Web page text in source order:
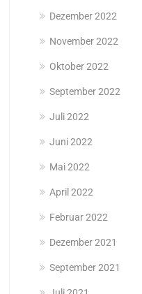
Dezember 2022
November 2022
Oktober 2022
September 2022
Juli 2022
Juni 2022
Mai 2022
April 2022
Februar 2022
Dezember 2021
September 2021